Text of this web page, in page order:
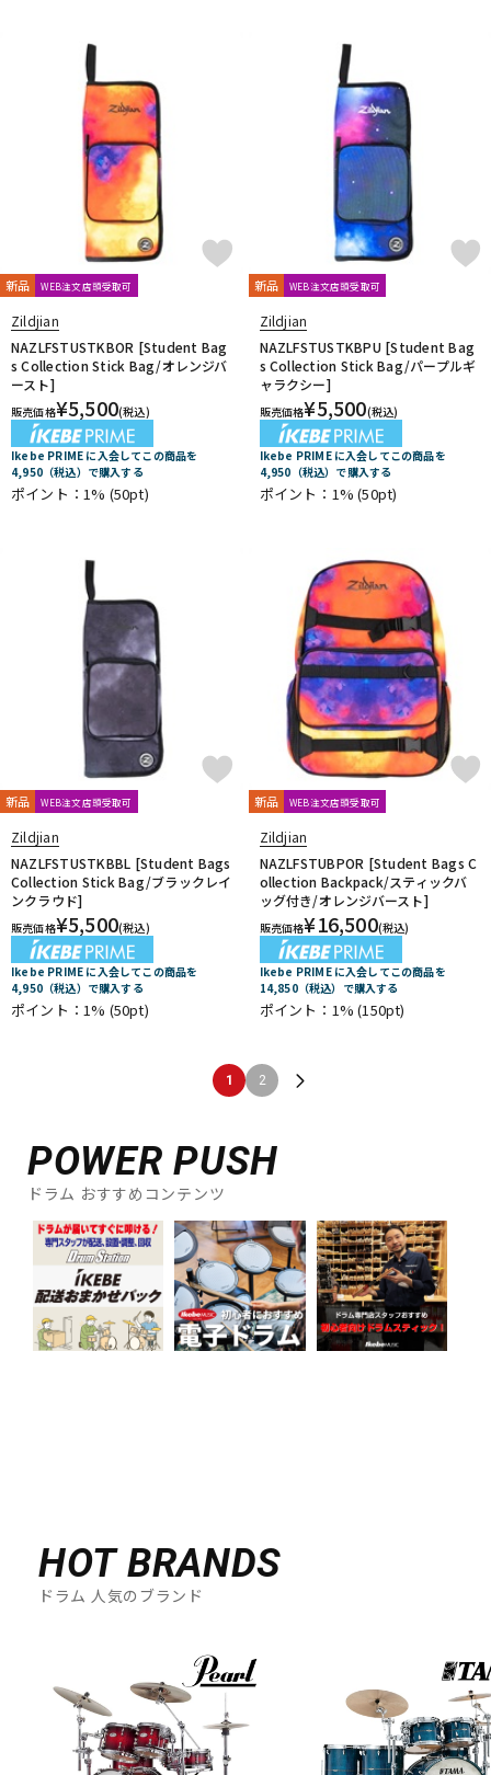
新品 WEB注文店頭受取可
Zildjian
NAZLFSTUSTKBOR [Student Bag
s Collection Stick Bag/オレンジバ
ースト]
販売価格¥5,500(税込)
Ikebe PRIME に入会してこの商品を
4,950（税込）で購入する
ポイント：1% (50pt)
新品 WEB注文店頭受取可
Zildjian
NAZLFSTUSTKBPU [Student Bag
s Collection Stick Bag/パープルギ
ャラクシー]
販売価格¥5,500(税込)
Ikebe PRIME に入会してこの商品を
4,950（税込）で購入する
ポイント：1%(50pt)
新品 WEB注文店頭受取可
Zildjian
NAZLFSTUSTKBBL [Student Bags
Collection Stick Bag/ブラックレイ
ンクラウド]
販売価格¥5,500(税込)
Ikebe PRIME に入会してこの商品を
4,950（税込）で購入する
ポイント：1% (50pt)
新品 WEB注文店頭受取可
Zildjian
NAZLFSTUBPOR [Student Bags C
ollection Backpack/スティックバ
ッグ付き/オレンジバースト]
販売価格¥16,500(税込)
Ikebe PRIME に入会してこの商品を
14,850（税込）で購入する
ポイント：1%(150pt)
1 2
POWER PUSH
ドラム おすすめコンテンツ
HOT BRANDS
ドラム 人気のブランド